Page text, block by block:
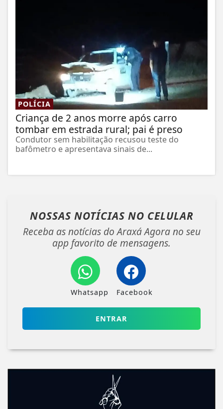
POLÍCIA
Criança de 2 anos morre após carro
tombar em estrada rural; pai é preso
Condutor sem habilitação recusou teste do
bafômetro e apresentava sinais de...
NOSSAS NOTÍCIAS NO CELULAR
Receba as notícias do Araxá Agora no seu
app favorito de mensagens.
Whatsapp Facebook
ENTRAR